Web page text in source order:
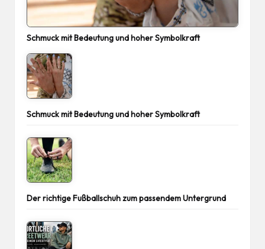
Schmuck mit Bedeutung und hoher Symbolkraft
Schmuck mit Bedeutung und hoher Symbolkraft
Der richtige Fußballschuh zum passendem Untergrund